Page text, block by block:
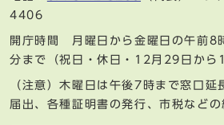
4406
開庁時間 月曜日から金曜日の午前8
分まで（祝日・休日・12月29日から
（注意）木曜日は午後7時まで窓口延
届出、各種証明書の発行、市税などの